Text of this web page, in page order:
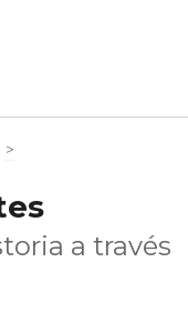
>
a través